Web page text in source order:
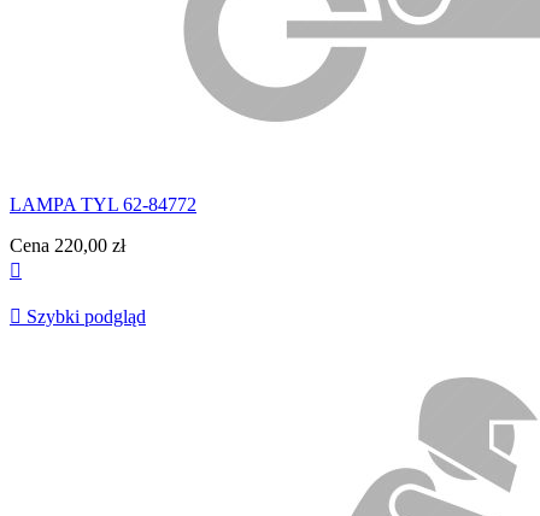
LAMPA TYL 62-84772
Cena 220,00 zł

 Szybki podgląd